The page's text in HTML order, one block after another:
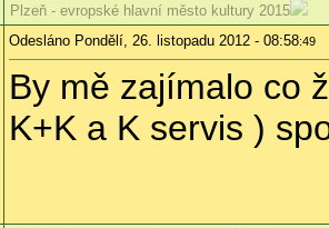
Plzeň - evropské hlavní město kultury 2015
Odesláno Pondělí, 26. listopadu 2012 - 08:58:49
By mě zajímalo co
K+K a K servis )